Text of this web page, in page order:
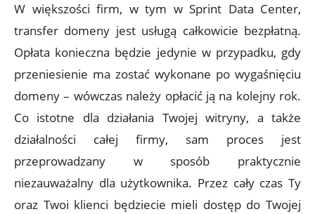
W większości firm, w tym w Sprint Data Center,
transfer domeny jest usługą całkowicie bezpłatną.
Opłata konieczna będzie jedynie w przypadku, gdy
przeniesienie ma zostać wykonane po wygaśnięciu
domeny – wówczas należy opłacić ją na kolejny rok.
Co istotne dla działania Twojej witryny, a także
działalności całej firmy, sam proces jest
przeprowadzany w sposób praktycznie
niezauważalny dla użytkownika. Przez cały czas Ty
oraz Twoi klienci będziecie mieli dostęp do Twojej